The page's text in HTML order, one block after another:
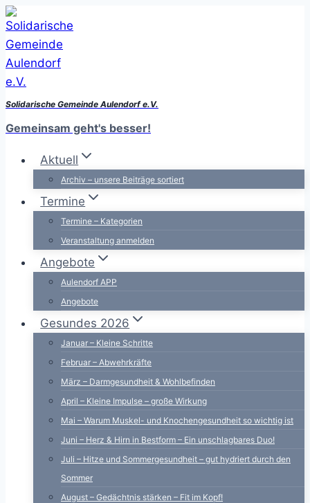
Zum
Inhalt
springen
Solidarische Gemeinde Aulendorf e.V.
Gemeinsam geht's besser!
Aktuell
Archiv – unsere Beiträge sortiert
Termine
Termine – Kategorien
Veranstaltung anmelden
Angebote
Aulendorf APP
Angebote
Gesundes 2026
Januar – Kleine Schritte
Februar – Abwehrkräfte
März – Darmgesundheit & Wohlbefinden
April – Kleine Impulse – große Wirkung
Mai – Warum Muskel- und Knochengesundheit so wichtig ist
Juni – Herz & Hirn in Bestform – Ein unschlagbares Duo!
Juli – Hitze und Sommergesundheit – gut hydriert durch den
Sommer
August – Gedächtnis stärken – Fit im Kopf!